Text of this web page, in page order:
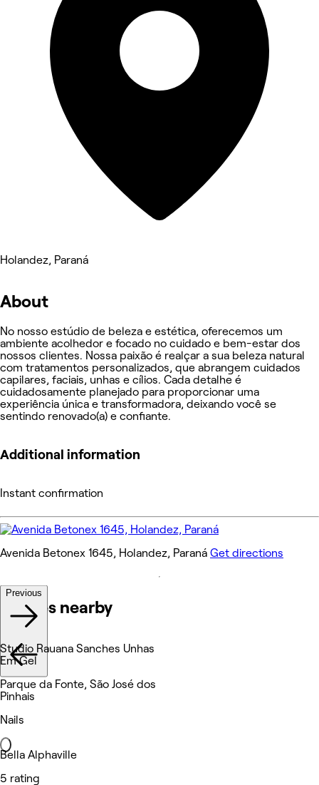
Holandez, Paraná
About
No nosso estúdio de beleza e estética, oferecemos um
ambiente acolhedor e focado no cuidado e bem-estar dos
nossos clientes. Nossa paixão é realçar a sua beleza natural
com tratamentos personalizados, que abrangem cuidados
capilares, faciais, unhas e cílios. Cada detalhe é
cuidadosamente planejado para proporcionar uma
experiência única e transformadora, deixando você se
sentindo renovado(a) e confiante.
Additional information
Instant confirmation
Avenida Betonex 1645, Holandez, Paraná Get directions
Venues nearby
Previous
Studio Rauana Sanches Unhas
Em Gel
Parque da Fonte, São José dos
Pinhais
Nails
Bella Alphaville
5 rating